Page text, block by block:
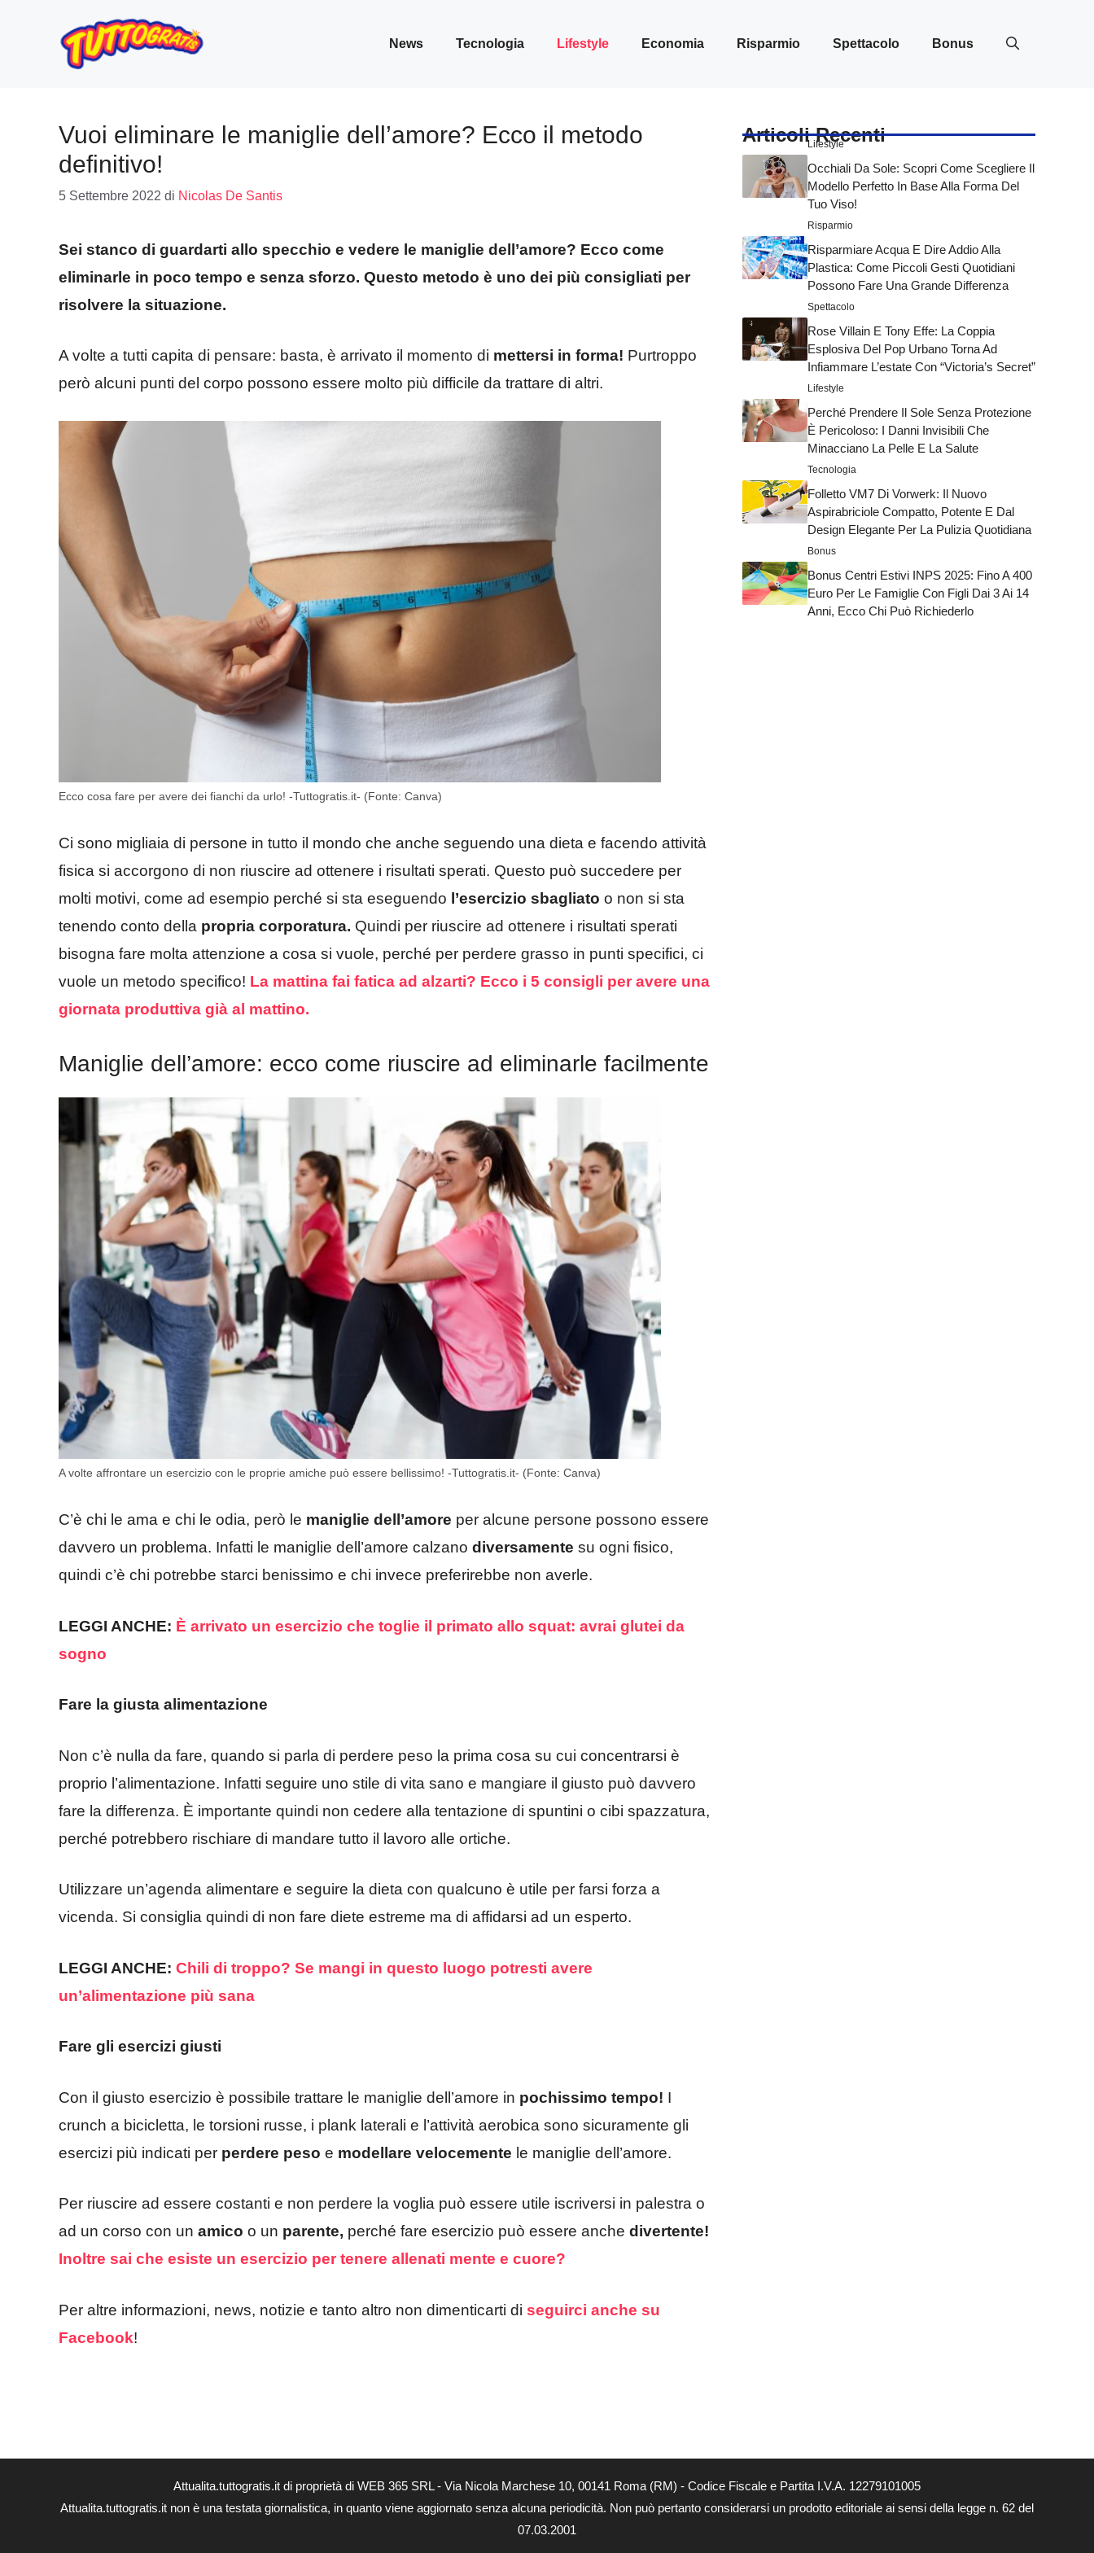
contenuto
News Tecnologia Lifestyle Economia Risparmio Spettacolo Bonus
Vuoi eliminare le maniglie dell’amore? Ecco il metodo
definitivo!
5 Settembre 2022 di Nicolas De Santis
Sei stanco di guardarti allo specchio e vedere le maniglie dell’amore? Ecco come
eliminarle in poco tempo e senza sforzo. Questo metodo è uno dei più consigliati per
risolvere la situazione.
A volte a tutti capita di pensare: basta, è arrivato il momento di mettersi in forma! Purtroppo
però alcuni punti del corpo possono essere molto più difficile da trattare di altri.
Ecco cosa fare per avere dei fianchi da urlo! -Tuttogratis.it- (Fonte: Canva)
Ci sono migliaia di persone in tutto il mondo che anche seguendo una dieta e facendo attività
fisica si accorgono di non riuscire ad ottenere i risultati sperati. Questo può succedere per
molti motivi, come ad esempio perché si sta eseguendo l’esercizio sbagliato o non si sta
tenendo conto della propria corporatura. Quindi per riuscire ad ottenere i risultati sperati
bisogna fare molta attenzione a cosa si vuole, perché per perdere grasso in punti specifici, ci
vuole un metodo specifico! La mattina fai fatica ad alzarti? Ecco i 5 consigli per avere una
giornata produttiva già al mattino.
Maniglie dell’amore: ecco come riuscire ad eliminarle facilmente
A volte affrontare un esercizio con le proprie amiche può essere bellissimo! -Tuttogratis.it- (Fonte: Canva)
C’è chi le ama e chi le odia, però le maniglie dell’amore per alcune persone possono essere
davvero un problema. Infatti le maniglie dell’amore calzano diversamente su ogni fisico,
quindi c’è chi potrebbe starci benissimo e chi invece preferirebbe non averle.
LEGGI ANCHE: È arrivato un esercizio che toglie il primato allo squat: avrai glutei da
sogno
Fare la giusta alimentazione
Non c’è nulla da fare, quando si parla di perdere peso la prima cosa su cui concentrarsi è
proprio l’alimentazione. Infatti seguire uno stile di vita sano e mangiare il giusto può davvero
fare la differenza. È importante quindi non cedere alla tentazione di spuntini o cibi spazzatura,
perché potrebbero rischiare di mandare tutto il lavoro alle ortiche.
Utilizzare un’agenda alimentare e seguire la dieta con qualcuno è utile per farsi forza a
vicenda. Si consiglia quindi di non fare diete estreme ma di affidarsi ad un esperto.
LEGGI ANCHE: Chili di troppo? Se mangi in questo luogo potresti avere
un’alimentazione più sana
Fare gli esercizi giusti
Con il giusto esercizio è possibile trattare le maniglie dell’amore in pochissimo tempo! I
crunch a bicicletta, le torsioni russe, i plank laterali e l’attività aerobica sono sicuramente gli
esercizi più indicati per perdere peso e modellare velocemente le maniglie dell’amore.
Per riuscire ad essere costanti e non perdere la voglia può essere utile iscriversi in palestra o
ad un corso con un amico o un parente, perché fare esercizio può essere anche divertente!
Inoltre sai che esiste un esercizio per tenere allenati mente e cuore?
Per altre informazioni, news, notizie e tanto altro non dimenticarti di seguirci anche su
Facebook!
Articoli Recenti
Lifestyle
Occhiali Da Sole: Scopri Come Scegliere Il
Modello Perfetto In Base Alla Forma Del
Tuo Viso!
Risparmio
Risparmiare Acqua E Dire Addio Alla
Plastica: Come Piccoli Gesti Quotidiani
Possono Fare Una Grande Differenza
Spettacolo
Rose Villain E Tony Effe: La Coppia
Esplosiva Del Pop Urbano Torna Ad
Infiammare L’estate Con “Victoria’s Secret”
Lifestyle
Perché Prendere Il Sole Senza Protezione
È Pericoloso: I Danni Invisibili Che
Minacciano La Pelle E La Salute
Tecnologia
Folletto VM7 Di Vorwerk: Il Nuovo
Aspirabriciole Compatto, Potente E Dal
Design Elegante Per La Pulizia Quotidiana
Bonus
Bonus Centri Estivi INPS 2025: Fino A 400
Euro Per Le Famiglie Con Figli Dai 3 Ai 14
Anni, Ecco Chi Può Richiederlo
Attualita.tuttogratis.it di proprietà di WEB 365 SRL - Via Nicola Marchese 10, 00141 Roma (RM) - Codice Fiscale e Partita I.V.A. 12279101005
Attualita.tuttogratis.it non è una testata giornalistica, in quanto viene aggiornato senza alcuna periodicità. Non può pertanto considerarsi un prodotto editoriale ai sensi della legge n. 62 del
07.03.2001